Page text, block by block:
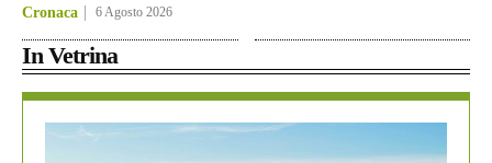
Cronaca 6 Agosto 2026
In Vetrina